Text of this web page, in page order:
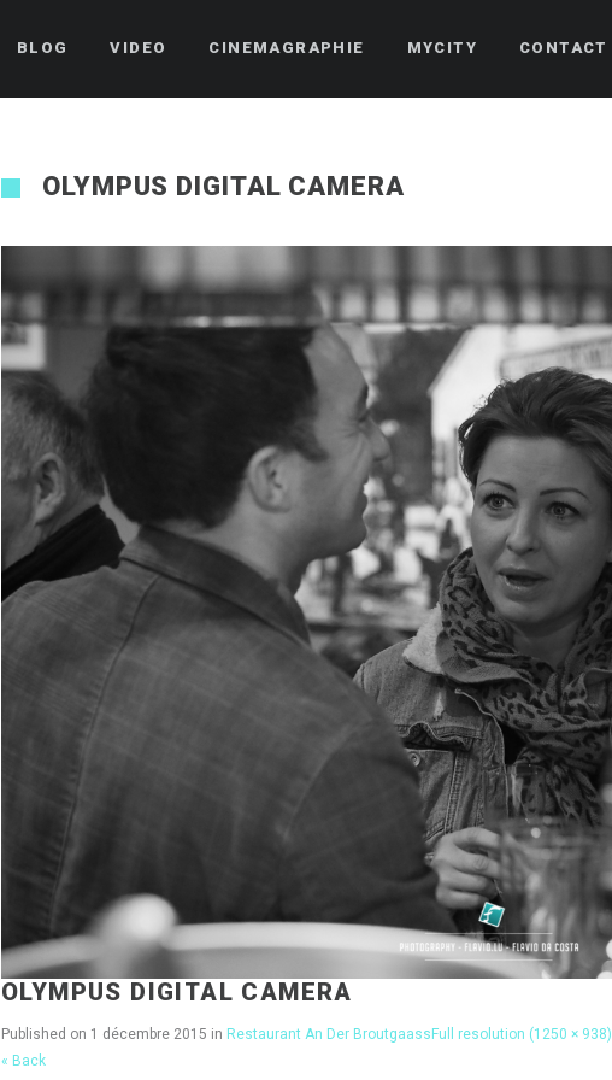
BLOG VIDEO CINEMAGRAPHIE MYCITY CONTACT
OLYMPUS DIGITAL CAMERA
OLYMPUS DIGITAL CAMERA
Published on 1 décembre 2015 in Restaurant An Der BroutgaassFull resolution (1250 × 938)
« Back